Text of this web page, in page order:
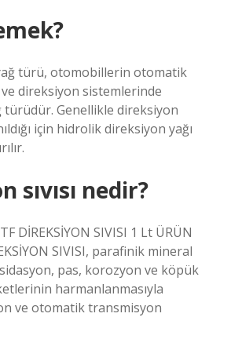
türü, otomobillerin otomatik
ve direksiyon sistemlerinde
türüdür. Genellikle direksiyon
için hidrolik direksiyon yağı
sıvısı nedir?
DİREKSİYON SIVISI 1 Lt ÜRÜN
SIVISI, parafinik mineral
pas, korozyon ve köpük
harmanlanmasıyla
ve otomatik transmisyon